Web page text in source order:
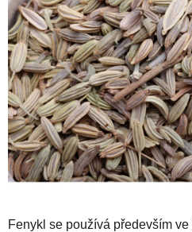
Fenykl se používá především